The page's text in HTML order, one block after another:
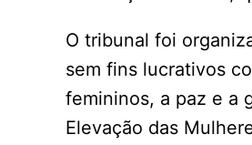
O tribunal foi
sem fins lucrativos
femininos, a paz e a
Elevação das